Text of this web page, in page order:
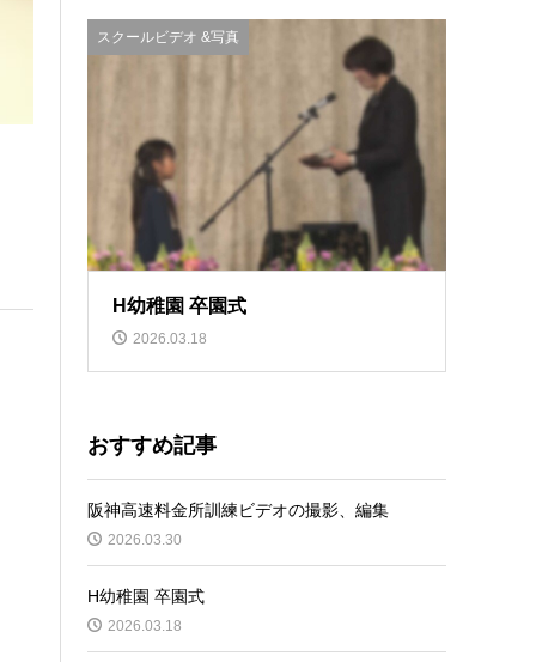
スクールビデオ &写真
H幼稚園 卒園式
2026.03.18
おすすめ記事
阪神高速料金所訓練ビデオの撮影、編集
2026.03.30
H幼稚園 卒園式
2026.03.18